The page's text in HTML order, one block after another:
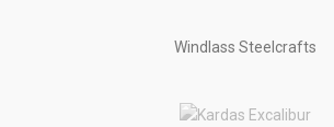
Windlass Steelcrafts